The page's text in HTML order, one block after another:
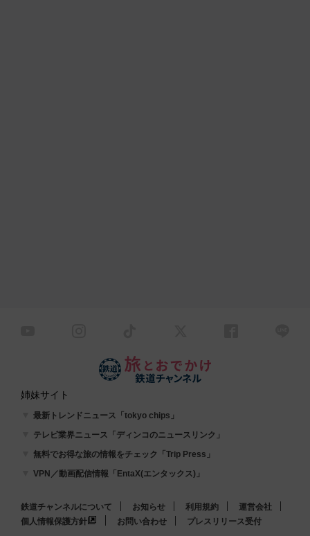
姉妹サイト
最新トレンドニュース「tokyo chips」
テレビ業界ニュース「ディンコのニュースリンク」
無料でお得な旅の情報をチェック「Trip Press」
VPN／動画配信情報「EntaX(エンタックス)」
鉄道チャンネルについて お知らせ 利用規約
運営会社
個人情報保護方針
お問い合わせ プレスリリース受付